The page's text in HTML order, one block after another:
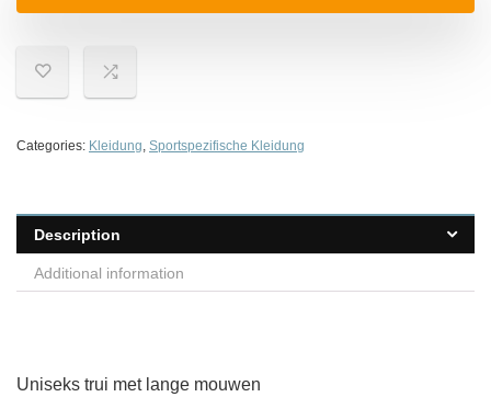
Categories: Kleidung, Sportspezifische Kleidung
Description
Additional information
Uniseks trui met lange mouwen